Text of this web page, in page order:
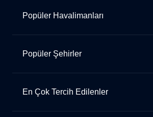
Popüler Havalimanları
Popüler Şehirler
En Çok Tercih Edilenler